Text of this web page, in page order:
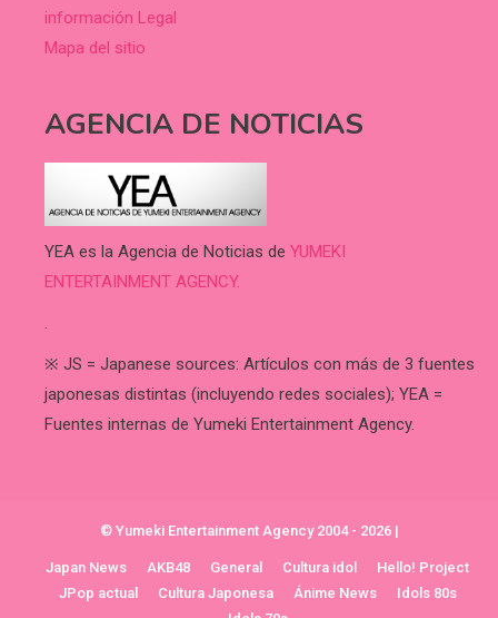
información Legal
Mapa del sitio
AGENCIA DE NOTICIAS
YEA es la Agencia de Noticias de YUMEKI
ENTERTAINMENT AGENCY.
.
※ JS = Japanese sources: Artículos con más de 3 fuentes
japonesas distintas (incluyendo redes sociales); YEA =
Fuentes internas de Yumeki Entertainment Agency.
© Yumeki Entertainment Agency 2004 - 2026 |
Japan News AKB48 General Cultura idol
Hello! Project
JPop actual
Cultura Japonesa Ánime News
Idols 80s